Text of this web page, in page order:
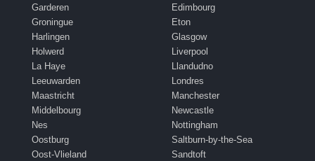
Garderen
Groningue
Harlingen
Holwerd
La Haye
Leeuwarden
Maastricht
Middelbourg
Nes
Oostburg
Oost-Vlieland
Edimbourg
Eton
Glasgow
Liverpool
Llandudno
Londres
Manchester
Newcastle
Nottingham
Saltburn-by-the-Sea
Sandtoft